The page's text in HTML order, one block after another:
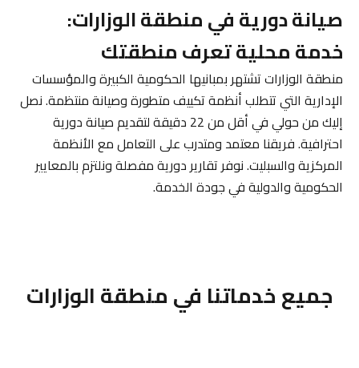
صيانة دورية في منطقة الوزارات:
خدمة محلية تعرف منطقتك
منطقة الوزارات تشتهر بمبانيها الحكومية الكبيرة والمؤسسات
الإدارية التي تتطلب أنظمة تكييف متطورة وصيانة منتظمة. نصل
إليك من حولي في أقل من 22 دقيقة لتقديم صيانة دورية
احترافية. فريقنا معتمد ومتدرب على التعامل مع الأنظمة
المركزية والسبليت. نوفر تقارير دورية مفصلة ونلتزم بالمعايير
الحكومية والدولية في جودة الخدمة.
جميع خدماتنا في منطقة الوزارات